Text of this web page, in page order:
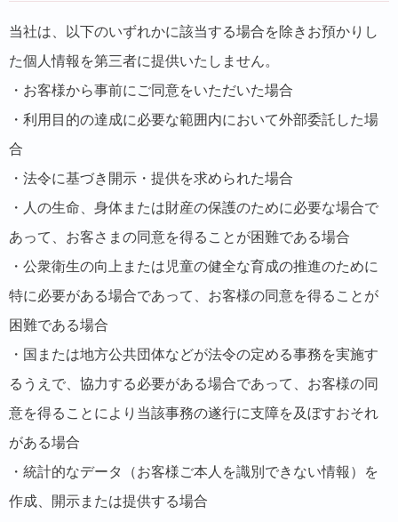
当社は、以下のいずれかに該当する場合を除きお預かりし
た個人情報を第三者に提供いたしません。
・お客様から事前にご同意をいただいた場合
・利用目的の達成に必要な範囲内において外部委託した場
合
・法令に基づき開示・提供を求められた場合
・人の生命、身体または財産の保護のために必要な場合で
あって、お客さまの同意を得ることが困難である場合
・公衆衛生の向上または児童の健全な育成の推進のために
特に必要がある場合であって、お客様の同意を得ることが
困難である場合
・国または地方公共団体などが法令の定める事務を実施す
るうえで、協力する必要がある場合であって、お客様の同
意を得ることにより当該事務の遂行に支障を及ぼすおそれ
がある場合
・統計的なデータ（お客様ご本人を識別できない情報）を
作成、開示または提供する場合